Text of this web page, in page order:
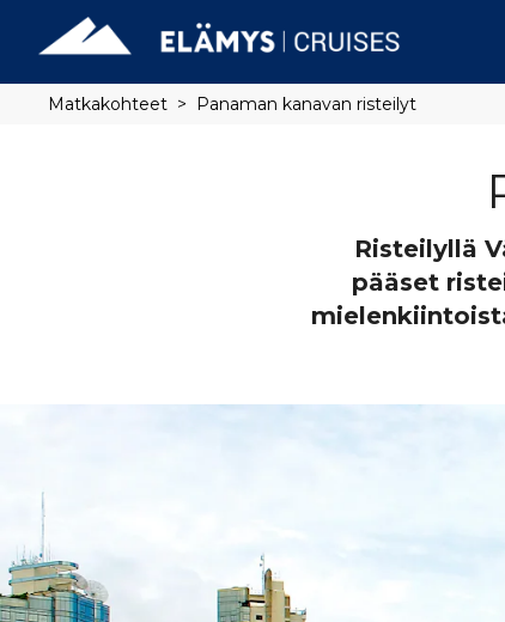
Matkakohteet Panaman kanavan risteilyt
Risteilyllä
pääset